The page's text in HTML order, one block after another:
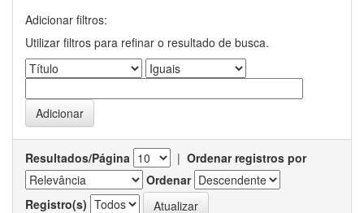
Adicionar filtros:
Utilizar filtros para refinar o resultado de busca.
Resultados/Página | Ordenar registros por
Ordenar
Registro(s)